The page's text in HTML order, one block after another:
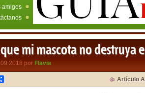
amigos
mi mascota no destruya
por Flavia
Artículo